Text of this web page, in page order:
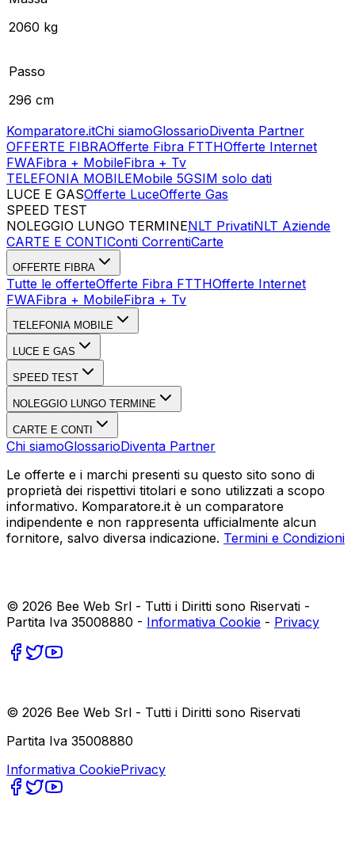
2060 kg
Passo
296 cm
Komparatore.itChi siamoGlossarioDiventa Partner
OFFERTE FIBRAOfferte Fibra FTTHOfferte Internet
FWAFibra + MobileFibra + Tv
TELEFONIA MOBILEMobile 5GSIM solo dati
LUCE E GASOfferte LuceOfferte Gas
SPEED TEST
NOLEGGIO LUNGO TERMINENLT PrivatiNLT Aziende
CARTE E CONTIConti CorrentiCarte
OFFERTE FIBRA
Tutte le offerteOfferte Fibra FTTHOfferte Internet
FWAFibra + MobileFibra + Tv
TELEFONIA MOBILE
LUCE E GAS
SPEED TEST
NOLEGGIO LUNGO TERMINE
CARTE E CONTI
Chi siamoGlossarioDiventa Partner
Le offerte e i marchi presenti su questo sito sono di
proprietà dei rispettivi titolari e sono utilizzati a scopo
informativo. Komparatore.it è un comparatore
indipendente e non rappresenta ufficialmente alcun
fornitore, salvo diversa indicazione. Termini e Condizioni
© 2026 Bee Web Srl - Tutti i Diritti sono Riservati -
Partita Iva 35008880 - Informativa Cookie - Privacy
© 2026 Bee Web Srl - Tutti i Diritti sono Riservati
Partita Iva 35008880
Informativa CookiePrivacy